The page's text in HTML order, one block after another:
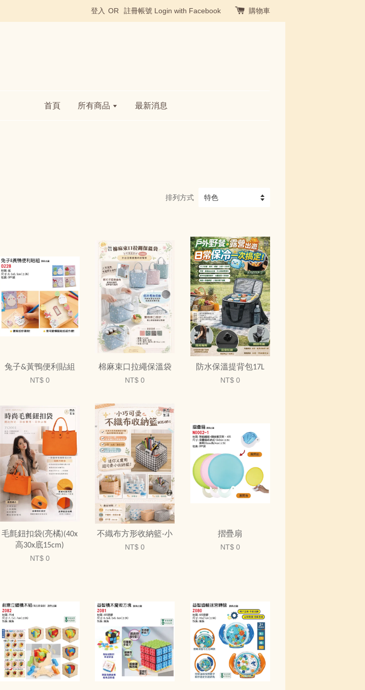
登入 OR 註冊帳號 Login with Facebook 購物車
首頁 所有商品 最新消息
排列方式
兔子&黃鴨便利貼組
NT$ 0
棉麻束口拉繩保溫袋
NT$ 0
防水保溫提背包17L
NT$ 0
毛氈鈕扣袋(亮橘)(40x
高30x底15cm)
NT$ 0
不織布方形收納籃-小
NT$ 0
摺疊扇
NT$ 0